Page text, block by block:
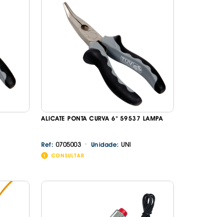
PNEUS
ALICATE PONTA CURVA 6" 59537 LAMPA
Ref: 0705003 · Unidade:UNI
CONSULTAR